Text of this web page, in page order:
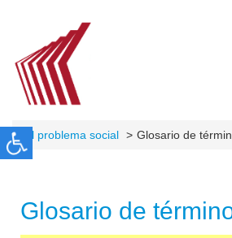
El problema social Glosario de
Glosario de